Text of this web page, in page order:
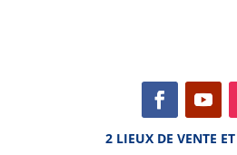
2 LIEUX DE VENTE